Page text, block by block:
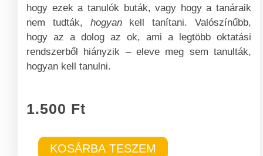
hogy ezek a tanulók buták, vagy hogy a tanáraik
nem tudták, hogyankell tanítani. Valószínűbb,
hogy az a dolog az ok, ami a legtöbb oktatási
rendszerből hiányzik – eleve meg sem tanulták,
hogyan kell tanulni.
1.500 Ft
KOSÁRBA TESZEM